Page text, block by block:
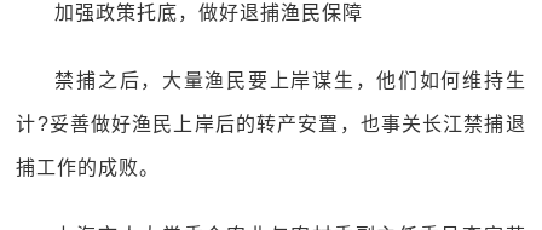
加强政策托底，做好退捕渔民保障
禁捕之后，大量渔民要上岸谋生，他们如何维持生
计?妥善做好渔民上岸后的转产安置，也事关长江禁捕退
捕工作的成败。